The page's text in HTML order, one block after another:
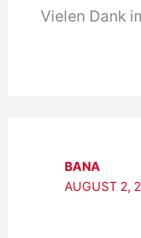
Vielen Dank
BANA
AUGUST 2,